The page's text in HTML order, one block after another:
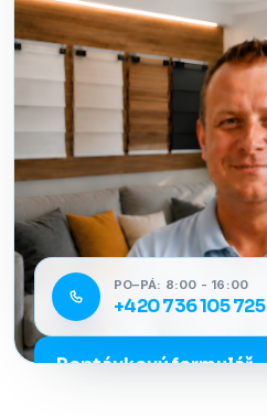
PO–PÁ: 8:00 - 16:00
+420 736 105 725
Poptávkový formulář